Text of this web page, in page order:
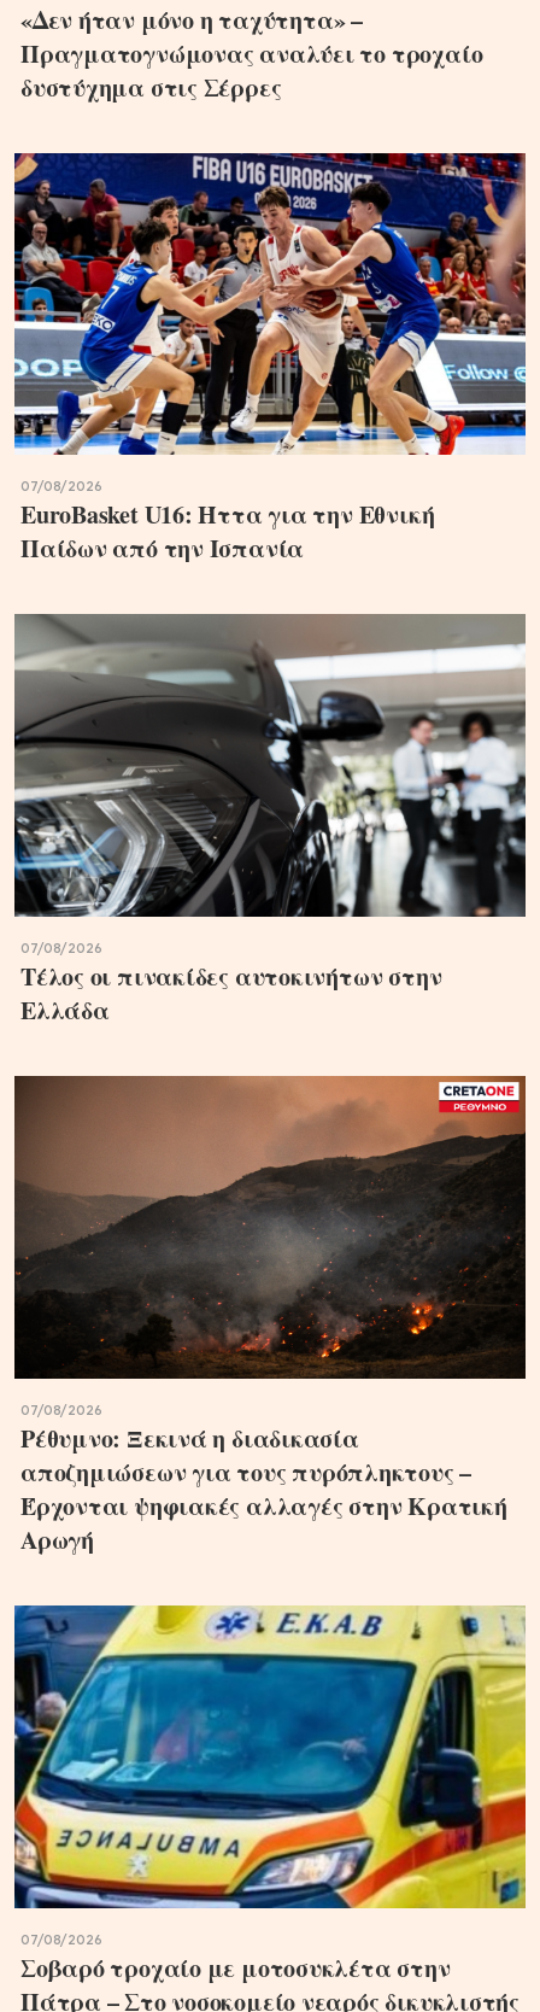
«Δεν ήταν μόνο η ταχύτητα» –
Πραγματογνώμονας αναλύει το τροχαίο
δυστύχημα στις Σέρρες
07/08/2026
EuroBasket U16: Ήττα για την Εθνική
Παίδων από την Ισπανία
07/08/2026
Τέλος οι πινακίδες αυτοκινήτων στην
Ελλάδα
07/08/2026
Ρέθυμνο: Ξεκινά η διαδικασία
αποζημιώσεων για τους πυρόπληκτους –
Έρχονται ψηφιακές αλλαγές στην Κρατική
Αρωγή
07/08/2026
Σοβαρό τροχαίο με μοτοσυκλέτα στην
Πάτρα – Στο νοσοκομείο νεαρός δικυκλιστής